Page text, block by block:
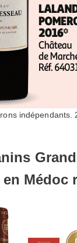
indépendants.
Médoc